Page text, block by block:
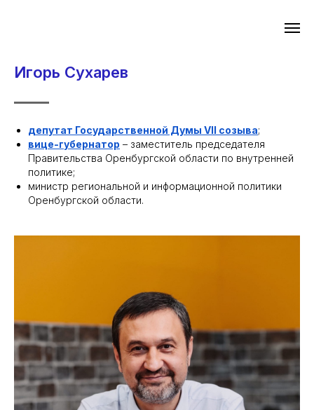
Игорь Сухарев
депутат Государственной Думы VII созыва;
вице-губернатор – заместитель председателя
Правительства Оренбургской области по внутренней
политике;
министр региональной и информационной политики
Оренбургской области.